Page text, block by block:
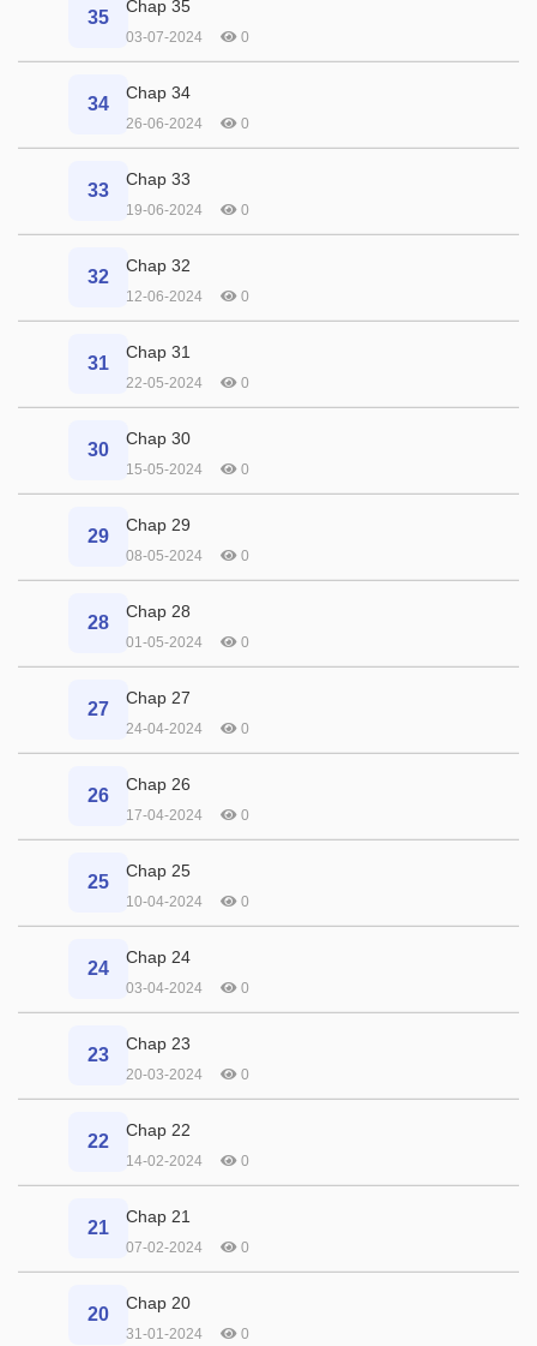
35
Chap 35
03-07-2024 0
34
Chap 34
26-06-2024 0
33
Chap 33
19-06-2024 0
32
Chap 32
12-06-2024 0
31
Chap 31
22-05-2024 0
30
Chap 30
15-05-2024 0
29
Chap 29
08-05-2024 0
28
Chap 28
01-05-2024 0
27
Chap 27
24-04-2024 0
26
Chap 26
17-04-2024 0
25
Chap 25
10-04-2024 0
24
Chap 24
03-04-2024 0
23
Chap 23
20-03-2024 0
22
Chap 22
14-02-2024 0
21
Chap 21
07-02-2024 0
20
Chap 20
31-01-2024 0